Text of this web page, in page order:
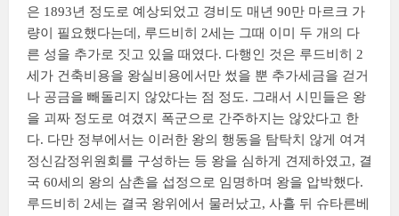
은 1893년 정도로 예상되었고 경비도 매년 90만 마르크 가
량이 필요했다는데, 루드비히 2세는 그때 이미 두 개의 다
른 성을 추가로 짓고 있을 때였다. 다행인 것은 루드비히 2
세가 건축비용을 왕실비용에서만 썼을 뿐 추가세금을 걷거
나 공금을 빼돌리지 않았다는 점 정도. 그래서 시민들은 왕
을 괴짜 정도로 여겼지 폭군으로 간주하지는 않았다고 한
다. 다만 정부에서는 이러한 왕의 행동을 탐탁치 않게 여겨
정신감정위원회를 구성하는 등 왕을 심하게 견제하였고, 결
국 60세의 왕의 삼촌을 섭정으로 임명하며 왕을 압박했다.
루드비히 2세는 결국 왕위에서 물러났고, 사흘 뒤 슈타른베